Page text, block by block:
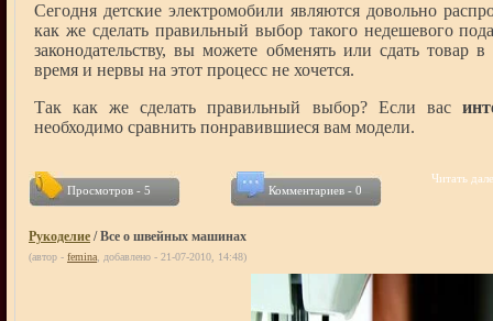
Сегодня детские электромобили являются довольно
как же сделать правильный выбор такого недешевого
законодательству, вы можете обменять или сдать товар
время и нервы на этот процесс не хочется.
Так как же сделать правильный выбор? Если вас
необходимо сравнить понравившиеся вам модели.
Просмотров - 5 Комментариев - 0
Читать
Рукоделие / Все о швейных машинах
(автор - femina , добавлено - 21-07-2010, 14:48)